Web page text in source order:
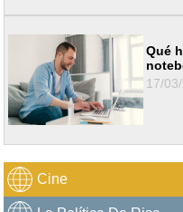
Qué
17/
Cine